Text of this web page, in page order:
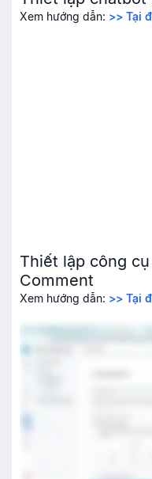
Xem hướng dẫn: >> Tại
Thiết lập công
Comment
Xem hướng dẫn: >> Tại